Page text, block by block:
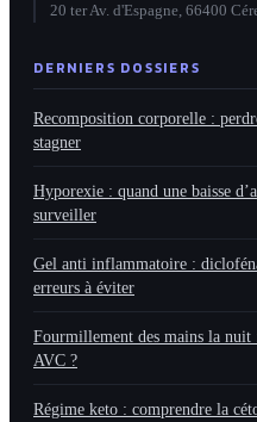
20 ter Av. d'Espagne, 66400
DERNIERS DOSSIERS
Recomposition corporelle :
stagner
Hyporexie : quand une baisse
surveiller
Gel anti inflammatoire :
erreurs à éviter
Fourmillement des mains la nuit
AVC ?
Régime keto : comprendre la